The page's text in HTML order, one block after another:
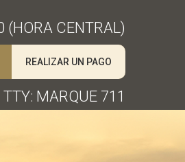
(HORA CENTRAL)
REALIZAR UN PAGO
MARQUE 711